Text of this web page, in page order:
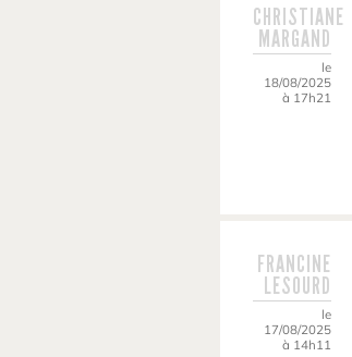
CHRISTIANE
MARGAND
le
18/08/2025
à 17h21
FRANCINE
LESOURD
le
17/08/2025
à 14h11